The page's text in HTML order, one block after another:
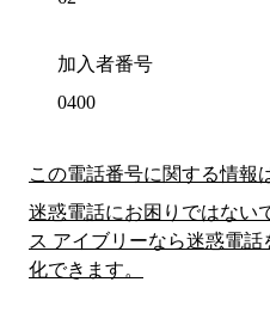
加入者番号
0400
この電話番号に関する情報
迷惑電話にお困りではない
ス アイブリーなら迷惑電
化できます。